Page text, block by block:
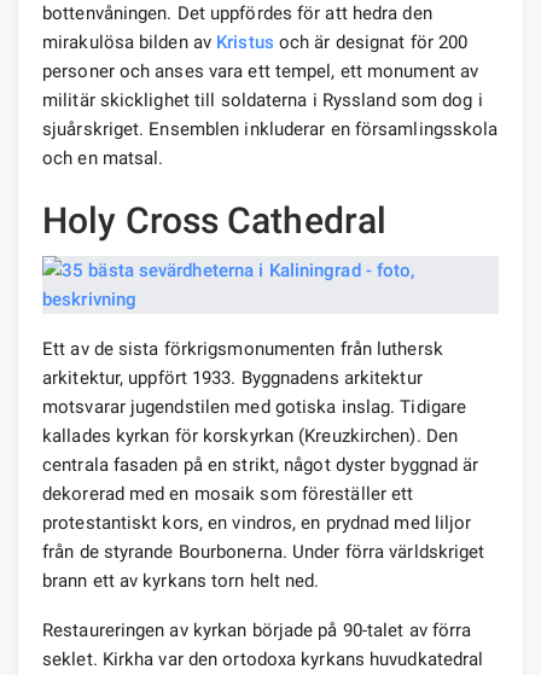
bottenvåningen. Det uppfördes för att hedra den
mirakulösa bilden av Kristus och är designat för 200
personer och anses vara ett tempel, ett monument av
militär skicklighet till soldaterna i Ryssland som dog i
sjuårskriget. Ensemblen inkluderar en församlingsskola
och en matsal.
Holy Cross Cathedral
Ett av de sista förkrigsmonumenten från luthersk
arkitektur, uppfört 1933. Byggnadens arkitektur
motsvarar jugendstilen med gotiska inslag. Tidigare
kallades kyrkan för korskyrkan (Kreuzkirchen). Den
centrala fasaden på en strikt, något dyster byggnad är
dekorerad med en mosaik som föreställer ett
protestantiskt kors, en vindros, en prydnad med liljor
från de styrande Bourbonerna. Under förra världskriget
brann ett av kyrkans torn helt ned.
Restaureringen av kyrkan började på 90-talet av förra
seklet. Kirkha var den ortodoxa kyrkans huvudkatedral